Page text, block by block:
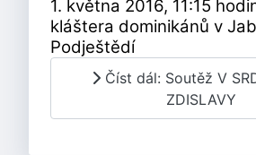
1. května 2016, 11:15
kláštera dominikánů v
Podještědí
Číst dál: Soutěž V
ZDISLAVY